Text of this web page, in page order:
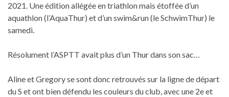
2021. Une édition allégée en triathlon mais étoffée d’un
aquathlon (l’AquaThur) et d’un swim&run (le SchwimThur) le
samedi.
Résolument l’ASPTT avait plus d’un Thur dans son sac…
Aline et Gregory se sont donc retrouvés sur la ligne de départ
du S et ont bien défendu les couleurs du club, avec une 2e et